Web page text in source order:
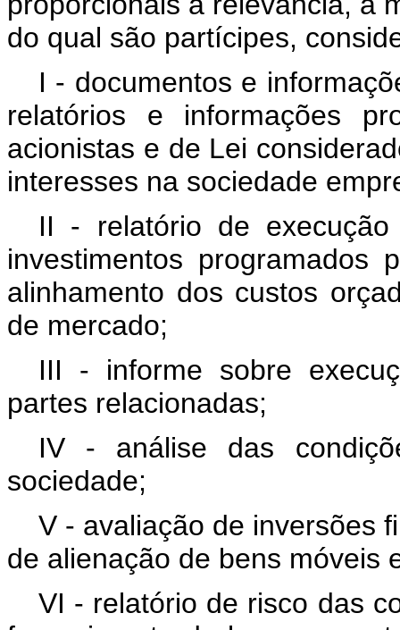
do qual são partícipes,
I - documentos e
relatórios e informações
acionistas e de Lei
interesses na sociedade
II - relatório de
investimentos programados
alinhamento dos custos
de mercado;
III - informe sobre
partes relacionadas;
IV - análise das
sociedade;
V - avaliação de inversões
de alienação de bens móveis
VI - relatório de risco das